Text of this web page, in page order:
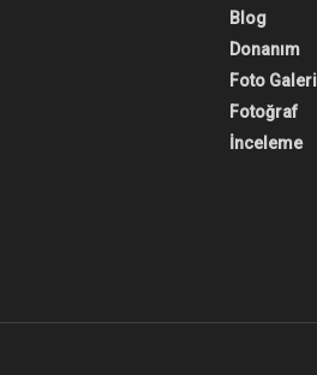
Blog
Donanım
Foto Galeri
Fotoğraf
İnceleme